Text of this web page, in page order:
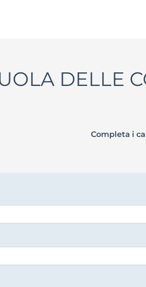
DELLE
Completa i